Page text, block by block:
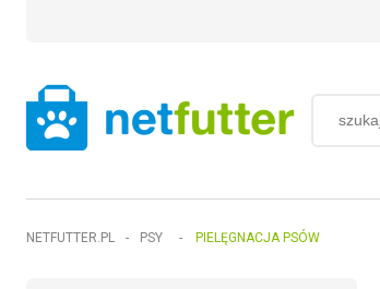
NETFUTTER.PL - PSY - PIELĘGNACJA PSÓW